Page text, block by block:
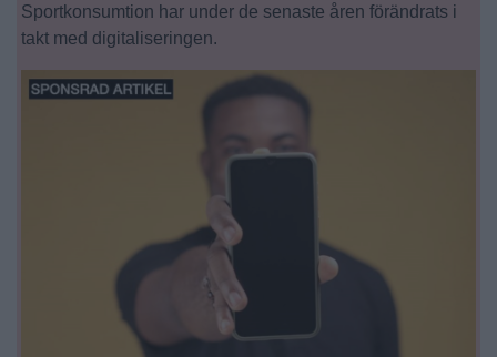
Sportkonsumtion har under de senaste åren förändrats i
takt med digitaliseringen.